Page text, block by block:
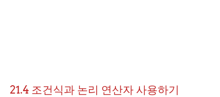
21.4 조건식과 논리 연산자 사용하기